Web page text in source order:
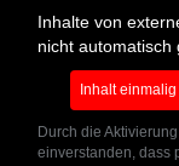
Inhalte von
nicht automatisch
Inhalt
Durch die
einverstanden, dass